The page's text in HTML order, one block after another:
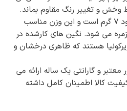
وخش و تغییر رنگ مقاوم بماند.
وزن تقریبی ست کامل حدود ۷ گرم است و این وزن مناسب
می شود. نگین های کارشده در
هستند که ظاهری درخشان و
و گارانتی یک ساله ارائه می
کالا اطمینان کامل داشته